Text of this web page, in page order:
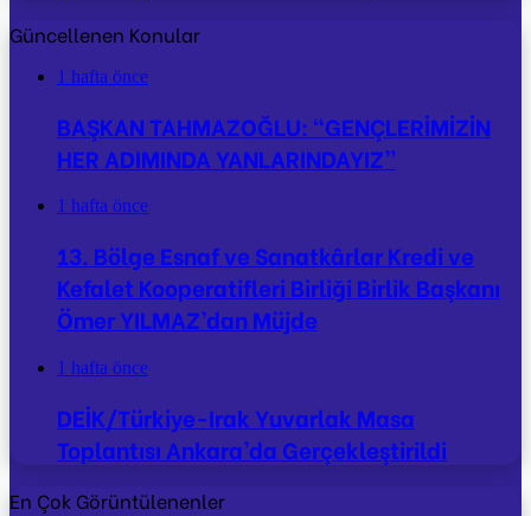
Güncellenen Konular
1 hafta önce
BAŞKAN TAHMAZOĞLU: “GENÇLERİMİZİN
HER ADIMINDA YANLARINDAYIZ”
1 hafta önce
13. Bölge Esnaf ve Sanatkârlar Kredi ve
Kefalet Kooperatifleri Birliği Birlik Başkanı
Ömer YILMAZ’dan Müjde
1 hafta önce
DEİK/Türkiye-Irak Yuvarlak Masa
Toplantısı Ankara’da Gerçekleştirildi
En Çok Görüntülenenler